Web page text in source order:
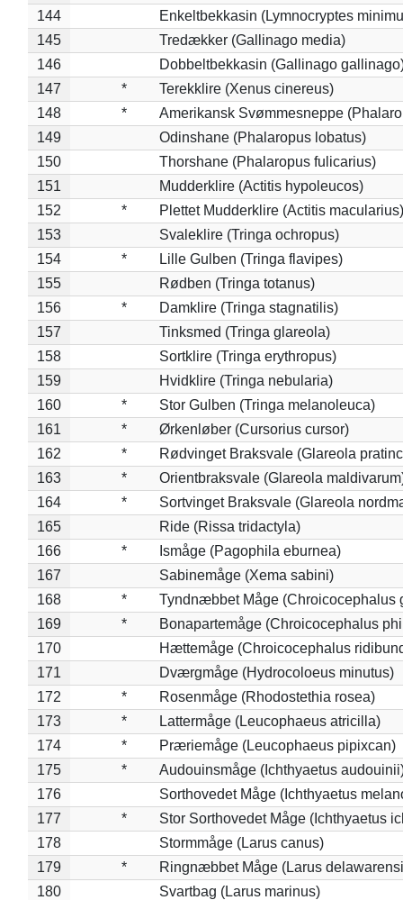
144
Enkeltbekkasin (Lymnocryptes
145
Tredækker (Gallinago media)
146
Dobbeltbekkasin (Gallinago
147
*
Terekklire (Xenus cinereus)
148
*
Amerikansk Svømmesneppe
149
Odinshane (Phalaropus lobatus)
150
Thorshane (Phalaropus fulicarius)
151
Mudderklire (Actitis hypoleucos)
152
*
Plettet Mudderklire (Actitis macularius)
153
Svaleklire (Tringa ochropus)
154
*
Lille Gulben (Tringa flavipes)
155
Rødben (Tringa totanus)
156
*
Damklire (Tringa stagnatilis)
157
Tinksmed (Tringa glareola)
158
Sortklire (Tringa erythropus)
159
Hvidklire (Tringa nebularia)
160
*
Stor Gulben (Tringa melanoleuca)
161
*
Ørkenløber (Cursorius cursor)
162
*
Rødvinget Braksvale (Glareola
163
*
Orientbraksvale (Glareola
164
*
Sortvinget Braksvale (Glareola
165
Ride (Rissa tridactyla)
166
*
Ismåge (Pagophila eburnea)
167
Sabinemåge (Xema sabini)
168
*
Tyndnæbbet Måge (Chroicocephalus
169
*
Bonapartemåge (Chroicocephalus
170
Hættemåge (Chroicocephalus
171
Dværgmåge (Hydrocoloeus minutus)
172
*
Rosenmåge (Rhodostethia rosea)
173
*
Lattermåge (Leucophaeus atricilla)
174
*
Præriemåge (Leucophaeus pipixcan)
175
*
Audouinsmåge (Ichthyaetus
176
Sorthovedet Måge (Ichthyaetus
177
*
Stor Sorthovedet Måge (Ichthyaetus
178
Stormmåge (Larus canus)
179
*
Ringnæbbet Måge (Larus
180
Svartbag (Larus marinus)